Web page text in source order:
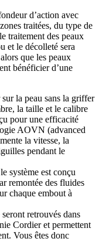
d’action avec
traitées, du type de
traitement des peaux
et le décolleté sera
que les peaux
bénéficier d’une
la peau sans la griffer
la taille et le calibre
pour une efficacité
AOVN (advanced
la vitesse, la
pendant le
système est conçu
remontée des fluides
chaque embout à
retrouvés dans
Cordier et permettent
Vous êtes donc